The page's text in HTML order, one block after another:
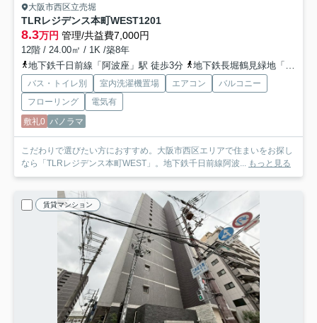
大阪市西区立売堀
TLRレジデンス本町WEST1201
8.3万円 管理/共益費7,000円
12階 / 24.00㎡ / 1K /築8年
地下鉄千日前線「阿波座」駅 徒歩3分
地下鉄長堀鶴見緑地「西長堀」駅 徒歩5分
バス・トイレ別 室内洗濯機置場 エアコン
バルコニー
フローリング
電気有
敷礼0 パノラマ
こだわりで選びたい方におすすめ。大阪市西区エリアで住まいをお探し
なら「TLRレジデンス本町WEST」。地下鉄千日前線阿波... もっと見る
賃貸マンション